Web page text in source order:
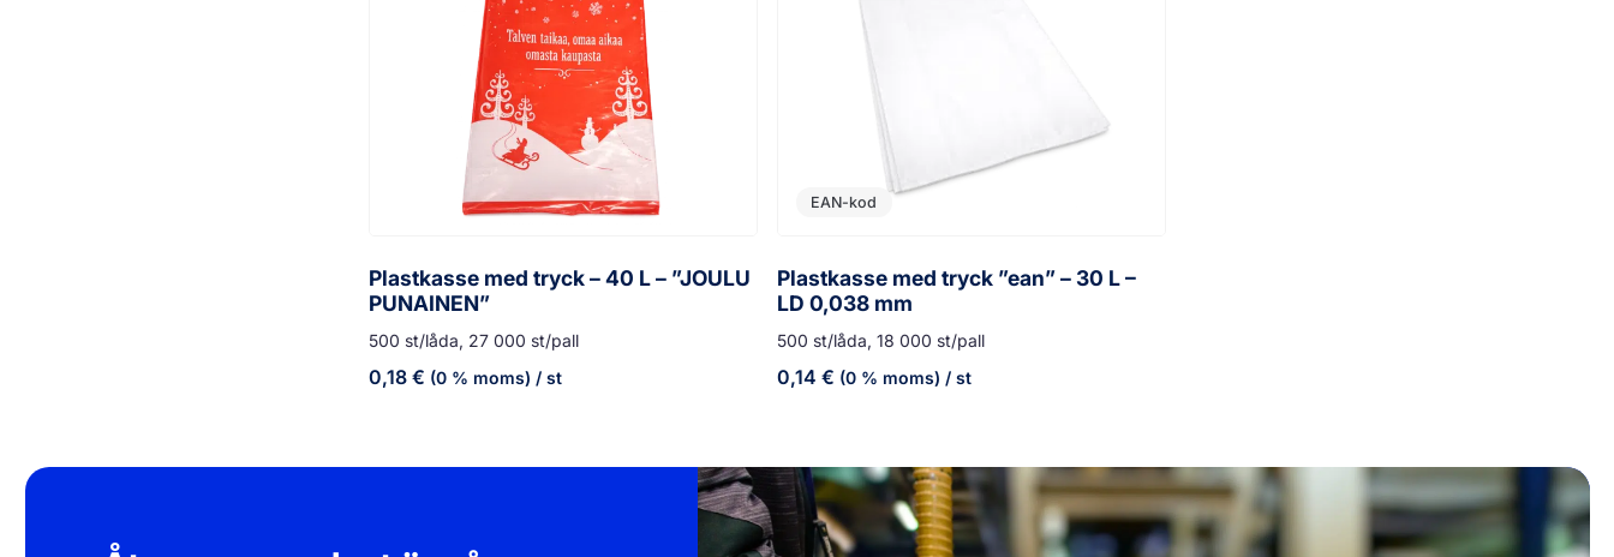
Plastkasse med tryck – 40 L – ”JOULU
PUNAINEN”
500 st/låda, 27 000 st/pall
0,18€ (0 % moms) / st
EAN-kod
Plastkasse med tryck ”ean” – 30 L –
LD 0,038 mm
500 st/låda, 18 000 st/pall
0,14 € (0 % moms) / st